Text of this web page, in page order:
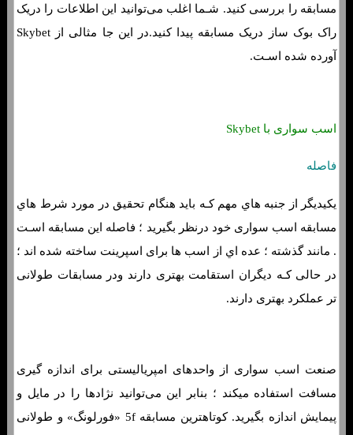
مسابقه را بررسی کنید. شـما اغلب می‌توانید این اطلاعات را دریک
راک بوک ساز دریک مسابقه پیدا کنید.در این جا مثالی از Skybet
آورده شده اسـت.
اسب سواری با Skybet
فاصله
یکیدیگر از جنبه هاي‌ مهم کـه باید هنگام تحقیق در مورد شرط هاي‌
مسابقه اسب سواری خود درنظر بگیرید ؛ فاصله این مسابقه اسـت
. مانند گذشته ؛ عده اي از اسب ها برای اسپرینت ساخته شده اند ؛
در حالی کـه دیگران استقامت بهتری دارند ودر مسابقات طولانی
تر عملکرد بهتری دارند.
صنعت اسب سواری از واحدهای امپریالیستی برای اندازه گیری
مسافت استفاده میکند ؛ بنابر این می‌توانید نژادها را در مایل و
پیمایش اندازه بگیرید. کوتاهترین مسابقه 5f «فورلونگ» و طولانی